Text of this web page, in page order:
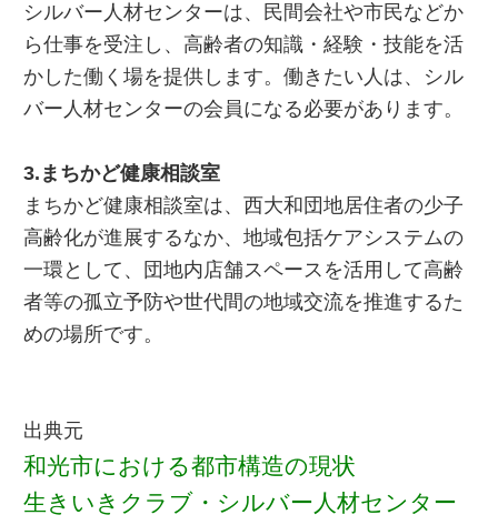
シルバー人材センターは、民間会社や市民などか
ら仕事を受注し、高齢者の知識・経験・技能を活
かした働く場を提供します。働きたい人は、シル
バー人材センターの会員になる必要があります。
3.まちかど健康相談室
まちかど健康相談室は、西大和団地居住者の少子
高齢化が進展するなか、地域包括ケアシステムの
一環として、団地内店舗スペースを活用して高齢
者等の孤立予防や世代間の地域交流を推進するた
めの場所です。
出典元
和光市における都市構造の現状
生きいきクラブ・シルバー人材センター